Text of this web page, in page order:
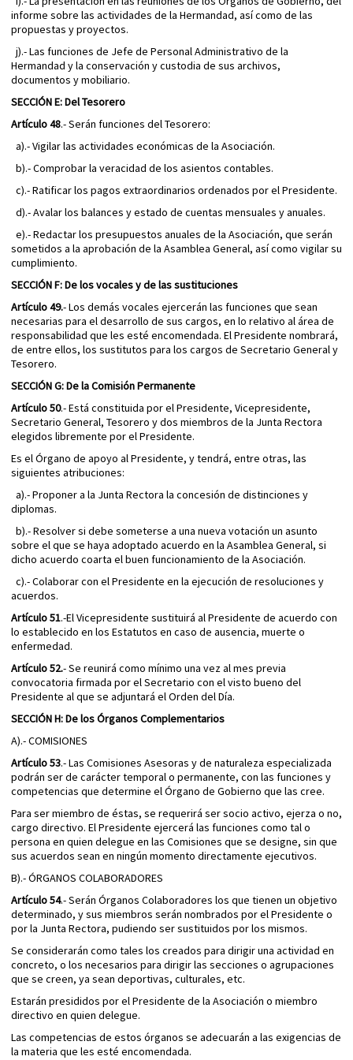
informe sobre las actividades de la Hermandad, así como de las
propuestas y proyectos.
j).- Las funciones de Jefe de Personal Administrativo de la
Hermandad y la conservación y custodia de sus archivos,
documentos y mobiliario.
SECCIÓN E: Del Tesorero
Artículo 48.- Serán funciones del Tesorero:
a).- Vigilar las actividades económicas de la Asociación.
b).- Comprobar la veracidad de los asientos contables.
c).- Ratificar los pagos extraordinarios ordenados por el Presidente.
d).- Avalar los balances y estado de cuentas mensuales y anuales.
e).- Redactar los presupuestos anuales de la Asociación, que serán
sometidos a la aprobación de la Asamblea General, así como vigilar su
cumplimiento.
SECCIÓN F: De los vocales y de las sustituciones
Artículo 49.- Los demás vocales ejercerán las funciones que sean
necesarias para el desarrollo de sus cargos, en lo relativo al área de
responsabilidad que les esté encomendada. El Presidente nombrará,
de entre ellos, los sustitutos para los cargos de Secretario General y
Tesorero.
SECCIÓN G: De la Comisión Permanente
Artículo 50.- Está constituida por el Presidente, Vicepresidente,
Secretario General, Tesorero y dos miembros de la Junta Rectora
elegidos libremente por el Presidente.
Es el Órgano de apoyo al Presidente, y tendrá, entre otras, las
siguientes atribuciones:
a).- Proponer a la Junta Rectora la concesión de distinciones y
diplomas.
b).- Resolver si debe someterse a una nueva votación un asunto
sobre el que se haya adoptado acuerdo en la Asamblea General, si
dicho acuerdo coarta el buen funcionamiento de la Asociación.
c).- Colaborar con el Presidente en la ejecución de resoluciones y
acuerdos.
Artículo 51.-El Vicepresidente sustituirá al Presidente de acuerdo con
lo establecido en los Estatutos en caso de ausencia, muerte o
enfermedad.
Artículo 52.- Se reunirá como mínimo una vez al mes previa
convocatoria firmada por el Secretario con el visto bueno del
Presidente al que se adjuntará el Orden del Día.
SECCIÓN H: De los Órganos Complementarios
A).- COMISIONES
Artículo 53.- Las Comisiones Asesoras y de naturaleza especializada
podrán ser de carácter temporal o permanente, con las funciones y
competencias que determine el Órgano de Gobierno que las cree.
Para ser miembro de éstas, se requerirá ser socio activo, ejerza o no,
cargo directivo. El Presidente ejercerá las funciones como tal o
persona en quien delegue en las Comisiones que se designe, sin que
sus acuerdos sean en ningún momento directamente ejecutivos.
B).- ÓRGANOS COLABORADORES
Artículo 54.- Serán Órganos Colaboradores los que tienen un objetivo
determinado, y sus miembros serán nombrados por el Presidente o
por la Junta Rectora, pudiendo ser sustituidos por los mismos.
Se considerarán como tales los creados para dirigir una actividad en
concreto, o los necesarios para dirigir las secciones o agrupaciones
que se creen, ya sean deportivas, culturales, etc.
Estarán presididos por el Presidente de la Asociación o miembro
directivo en quien delegue.
Las competencias de estos órganos se adecuarán a las exigencias de
la materia que les esté encomendada.